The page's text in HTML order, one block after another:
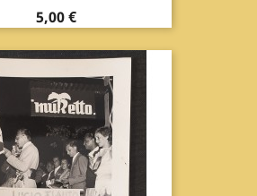
Prix
5,00 €